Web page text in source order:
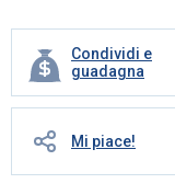
Condividi e
guadagna
Mi piace!